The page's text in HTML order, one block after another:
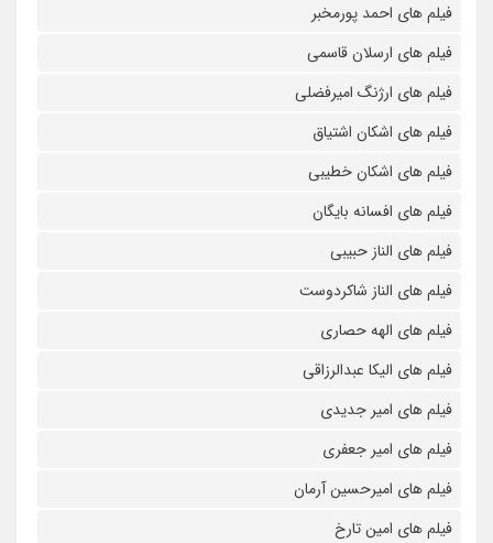
فیلم های احمد پورمخبر
فیلم های ارسلان قاسمی
فیلم های ارژنگ امیرفضلی
فیلم های اشکان اشتیاق
فیلم های اشکان خطیبی
فیلم های افسانه بایگان
فیلم های الناز حبیبی
فیلم های الناز شاکردوست
فیلم های الهه حصاری
فیلم های الیکا عبدالرزاقی
فیلم های امیر جدیدی
فیلم های امیر جعفری
فیلم های امیرحسین آرمان
فیلم های امین تارخ